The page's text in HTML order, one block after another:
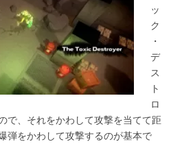
ッ
ク
・
デ
ス
ト
ロ
で、それをかわして攻撃を当てて距
弾をかわして攻撃するのが基本で